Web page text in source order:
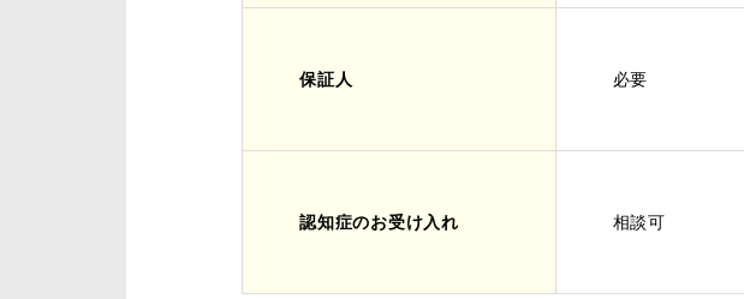
保証人 必要
認知症のお受け入れ 相談可